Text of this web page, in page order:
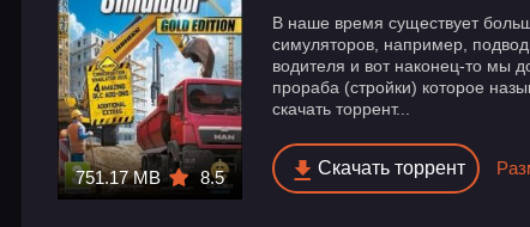
751.17 MB 8.5
В наше время существует
симуляторов, например,
водителя и вот наконец-то мы
прораба (стройки) которое
скачать торрент...
Скачать торрент